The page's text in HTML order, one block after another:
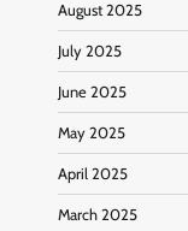
August 2025
July 2025
June 2025
May 2025
April 2025
March 2025